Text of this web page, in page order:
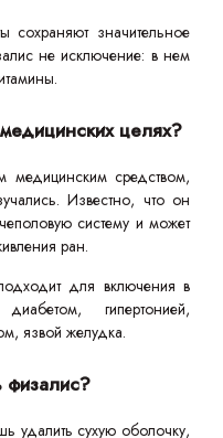
значительное
не исключение: в нем
целях?
средством,
Известно, что он
систему и может
ран.
для включения в
гипертонией,
язвой желудка.
физалис?
удалить сухую оболочку,